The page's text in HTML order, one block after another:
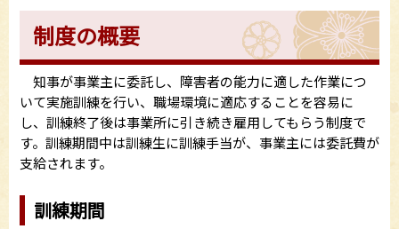
制度の概要
知事が事業主に委託し、障害者の能力に適した作業につ
いて実施訓練を行い、職場環境に適応することを容易に
し、訓練終了後は事業所に引き続き雇用してもらう制度で
す。訓練期間中は訓練生に訓練手当が、事業主には委託費が
支給されます。
訓練期間